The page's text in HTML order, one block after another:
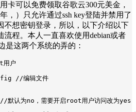
卡可以免费领取谷歌云300元美金，
，）只允许通过ssh key登陆并禁用了
不想密钥登录，所以，以下介绍以下
流程。本人一直喜欢使用debian或者
是这两个系统的弄的：
户
//编辑文件
//默认为no，需要开启root用户访问改为yes